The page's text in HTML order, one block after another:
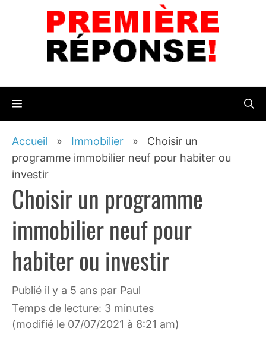
Menu
Accueil » Immobilier » Choisir un
programme immobilier neuf pour habiter ou
investir
Choisir un programme
immobilier neuf pour
habiter ou investir
publié il y a 5 ans par Paul
Temps de lecture: 3 minutes
(modifié le 07/07/2021 à 8:21 am)